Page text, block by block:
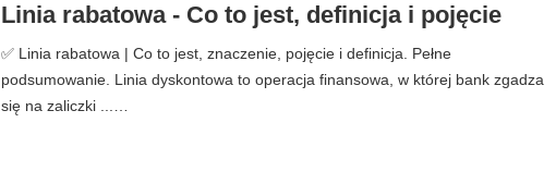
Linia rabatowa - Co to jest, definicja i pojęcie
✅ Linia rabatowa | Co to jest, znaczenie, pojęcie i definicja. Pełne
podsumowanie. Linia dyskontowa to operacja finansowa, w której bank zgadza
się na zaliczki ...…